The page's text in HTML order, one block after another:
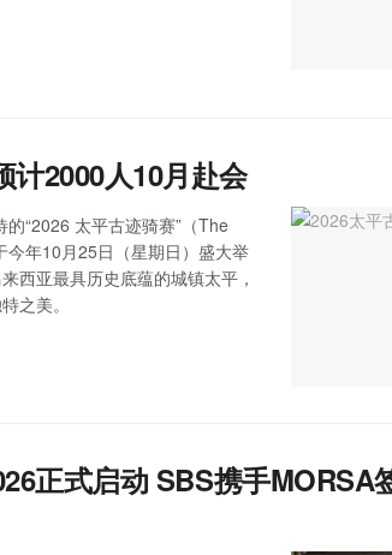
计2000人10月赴会
“2026 太平古迹骑赛”（The
年10月25日（星期日）盛大举
西亚最具历史底蕴的城镇太平，
之美。
正式启动 SBS携手MORSA